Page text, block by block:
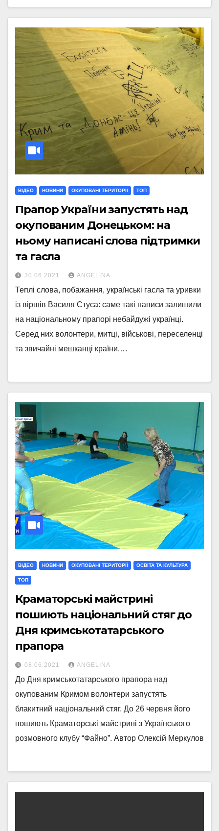
ВІДЕО НОВИНИ ОКУПОВАНІ ТЕРИТОРІЇ ТОП
Прапор України запустять над
окупованим Донецьком: на
ньому написані слова підтримки
та гасла
30.06.2021 ANGELINA
Теплі слова, побажання, українські гасла та уривки
із віршів Василя Стуса: саме такі написи залишили
на національному прапорі небайдужі українці.
Серед них волонтери, митці, військові, переселенці
та звичайні мешканці країни.…
ВІДЕО НОВИНИ ОКУПОВАНІ ТЕРИТОРІЇ ОСВІТА ТА КУЛЬТУРА
ТОП
Краматорські майстрині
пошиють національний стяг до
Дня кримськотатарського
прапора
08.06.2021 ANGELINA
До Дня кримськотатарського прапора над
окупованим Кримом волонтери запустять
блакитний національний стяг. До 26 червня його
пошиють Краматорські майстрині з Українського
розмовного клубу “Файно”. Автор Олексій Меркулов